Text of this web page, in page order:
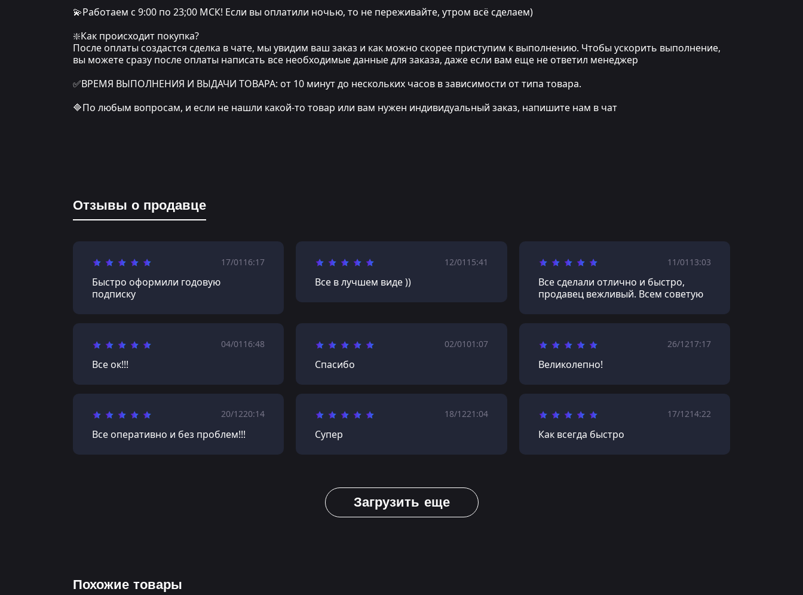
💫Работаем с 9:00 по 23;00 МСК! Если вы оплатили ночью, то не переживайте, утром всё сделаем)
❇️Как происходит покупка?
После оплаты создастся сделка в чате, мы увидим ваш заказ и как можно скорее приступим к выполнению. Чтобы ускорить выполнение,
вы можете сразу после оплаты написать все необходимые данные для заказа, даже если вам еще не ответил менеджер
✅ВРЕМЯ ВЫПОЛНЕНИЯ И ВЫДАЧИ ТОВАРА: от 10 минут до нескольких часов в зависимости от типа товара.
🔷По любым вопросам, и если не нашли какой-то товар или вам нужен индивидуальный заказ, напишите нам в чат
Отзывы о продавце
17/01 16:17
Быстро оформили годовую
подписку
12/01 15:41
Все в лучшем виде ))
11/01 13:03
Все сделали отлично и быстро,
продавец вежливый. Всем советую
04/01 16:48
Все ок!!!
02/0101:07
Спасибо
26/1217:17
Великолепно!
20/1220:14
Все оперативно и без проблем!!!
18/1221:04
Супер
17/1214:22
Как всегда быстро
Загрузить еще
Похожие товары